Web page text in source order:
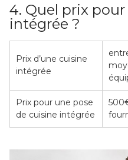
4. Quel prix
intégrée ?
Prix d’une cuisine
intégrée
Prix pour une pose
de cuisine intégrée